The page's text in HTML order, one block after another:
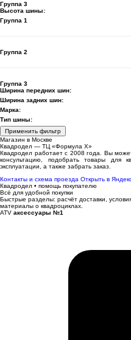
Группа 3
Высота шины:
Группа 1
Группа 2
Группа 3
Ширина передних шин:
Ширина задних шин:
Марка:
Тип шины:
Применить фильтр
Магазин в Москве
Квадродел — ТЦ «Формула Х»
Квадродел работает с 2008 года. Вы
консультацию, подобрать товары для
эксплуатации, а также забрать заказ.
Контакты и схема проезда Открыть в
Квадродел • помощь покупателю
Всё для удобной покупки
Быстрые разделы: расчёт доставки,
материалы о квадроциклах.
ATV аксессуары №1